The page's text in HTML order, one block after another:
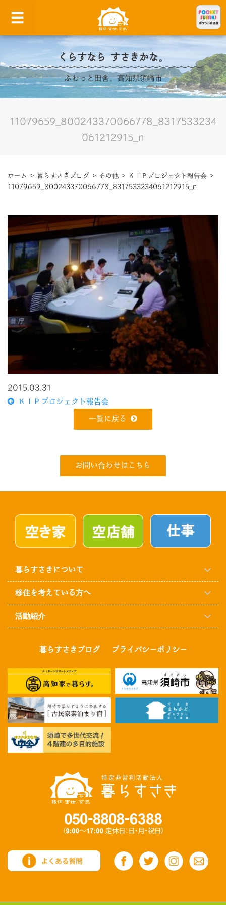
くらすなら すさきかな。
ふわっと田舎。高知県須崎市
11079659_800243370066778_8317533234
061212915_n
ホーム > 暮らすさきブログ > その他 > ＫＩＰプロジェクト報告会 >
11079659_800243370066778_8317533234061212915_n
2015.03.31
ＫＩＰプロジェクト報告会
一覧に戻る
お問い合わせはこちら
暮らすさきについて
移住を考えている方へ
活動紹介
暮らすさきブログ プライバシーポリシー